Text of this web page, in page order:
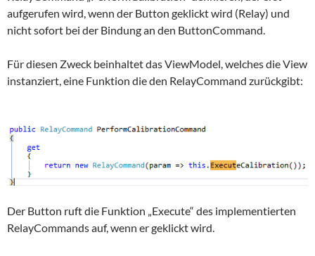
aufgerufen wird, wenn der Button geklickt wird (Relay) und
nicht sofort bei der Bindung an den ButtonCommand.
Für diesen Zweck beinhaltet das ViewModel, welches die View
instanziert, eine Funktion die den RelayCommand zurückgibt:
Der Button ruft die Funktion „Execute“ des implementierten
RelayCommands auf, wenn er geklickt wird.